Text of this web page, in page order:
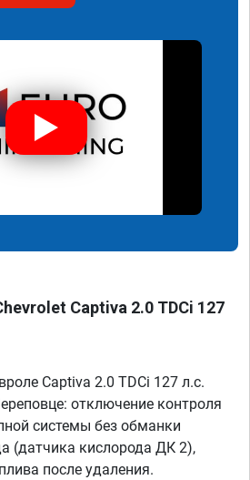
Captiva 2.0 TDCi 127
Captiva 2.0 TDCi 127 л.с.
отключение контроля
системы без обманки
(датчика кислорода ДК 2),
после удаления.